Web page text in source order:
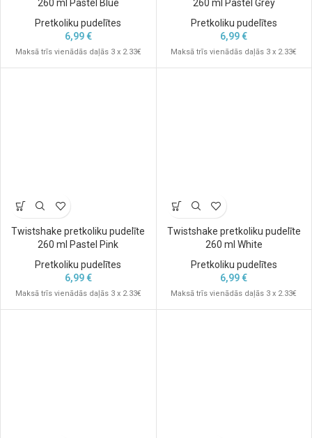
260 ml Pastel Blue
Pretkoliku pudelītes
6,99€
Maksā trīs vienādās daļās 3 x 2.33€
260 ml Pastel Grey
Pretkoliku pudelītes
6,99€
Maksā trīs vienādās daļās 3 x 2.33€
Twistshake pretkoliku pudelīte
260 ml Pastel Pink
Pretkoliku pudelītes
6,99€
Maksā trīs vienādās daļās 3 x 2.33€
Twistshake pretkoliku pudelīte
260 ml White
Pretkoliku pudelītes
6,99€
Maksā trīs vienādās daļās 3 x 2.33€